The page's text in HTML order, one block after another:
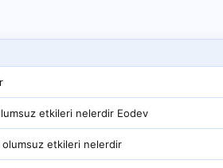
etkileri nelerdir Eodev
olumsuz etkileri nelerdir